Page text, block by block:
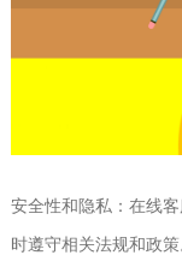
安全性和隐私：在线
时遵守相关法规和政策